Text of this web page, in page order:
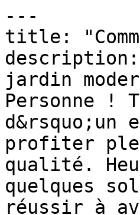
---
title:
description:
jardin
Personne !
d&rsquo;un
profiter
qualité.
quelques
réussir à